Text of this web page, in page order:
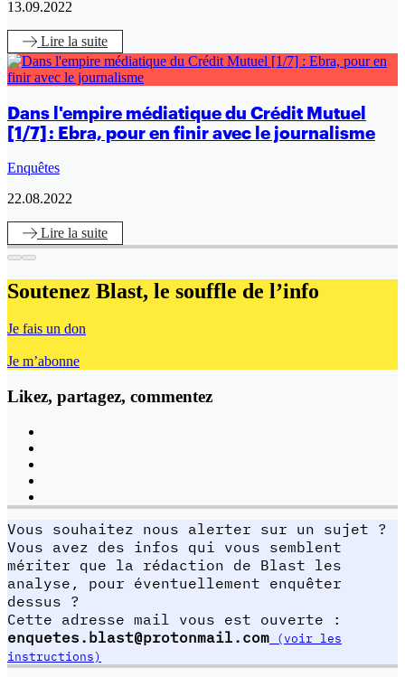
13.09.2022
Lire la suite
Dans l'empire médiatique du Crédit Mutuel
[1/7] : Ebra, pour en finir avec le journalisme
Enquêtes
22.08.2022
Lire la suite
Soutenez Blast, le souffle de l’info
Je fais un don
Je m’abonne
Likez, partagez, commentez
Vous souhaitez nous alerter sur un sujet ?
Vous avez des infos qui vous semblent
mériter que la rédaction de Blast les
analyse, pour éventuellement enquêter
dessus ?
Cette adresse mail vous est ouverte :
enquetes.blast@protonmail.com (voir les
instructions)